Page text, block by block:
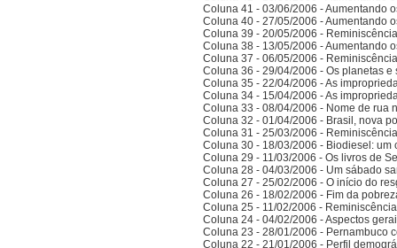
Coluna 41 - 03/06/2006 - Aumentando
Coluna 40 - 27/05/2006 - Aumentando
Coluna 39 - 20/05/2006 -
Coluna 38 - 13/05/2006 - Aumentando
Coluna 37 - 06/05/2006 -
Coluna 36 - 29/04/2006 - Os planetas e
Coluna 35 - 22/04/2006 - As
Coluna 34 - 15/04/2006 - As
Coluna 33 - 08/04/2006 - Nome de rua
Coluna 32 - 01/04/2006 - Brasil, nova
Coluna 31 - 25/03/2006 -
Coluna 30 - 18/03/2006 - Biodiesel:
Coluna 29 - 11/03/2006 - Os livros de
Coluna 28 - 04/03/2006 - Um sábado
Coluna 27 - 25/02/2006 - O início do
Coluna 26 - 18/02/2006 - Fim da
Coluna 25 - 11/02/2006 -
Coluna 24 - 04/02/2006 - Aspectos
Coluna 23 - 28/01/2006 - Pernambuco
Coluna 22 - 21/01/2006 - Perfil